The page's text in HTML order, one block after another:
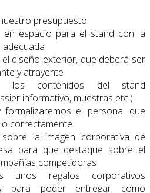
presupuesto
en espacio para el stand con la
diseño exterior, que deberá ser
y atrayente
los contenidos del stand
informativo, muestras etc.)
formalizaremos el personal que
correctamente
sobre la imagen corporativa de
para que destaque sobre el
competidoras
unos regalos corporativos
para poder entregar como